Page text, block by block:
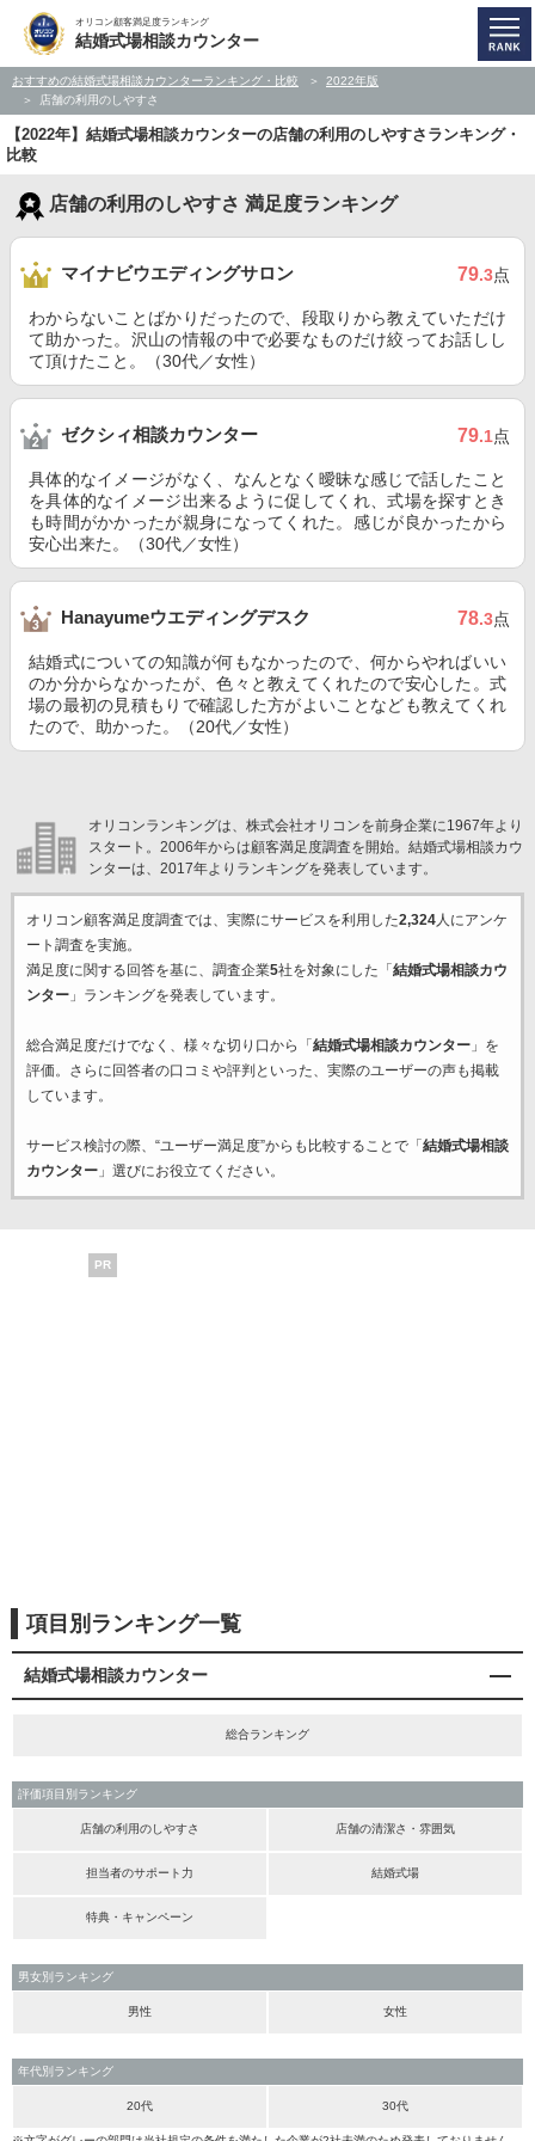
オリコン顧客満足度ランキング
結婚式場相談カウンター
おすすめの結婚式場相談カウンターランキング・比較
2022年版
店舗の利用のしやすさ
【2022年】結婚式場相談カウンターの店舗の利用のしやすさランキング・
比較
店舗の利用のしやすさ 満足度ランキング
マイナビウエディングサロン 79.3点
わからないことばかりだったので、段取りから教えていただけ
て助かった。沢山の情報の中で必要なものだけ絞ってお話しし
て頂けたこと。（30代／女性）
ゼクシィ相談カウンター 79.1点
具体的なイメージがなく、なんとなく曖昧な感じで話したこと
を具体的なイメージ出来るように促してくれ、式場を探すとき
も時間がかかったが親身になってくれた。感じが良かったから
安心出来た。（30代／女性）
Hanayumeウエディングデスク 78.3点
結婚式についての知識が何もなかったので、何からやればいい
のか分からなかったが、色々と教えてくれたので安心した。式
場の最初の見積もりで確認した方がよいことなども教えてくれ
たので、助かった。（20代／女性）
オリコンランキングは、株式会社オリコンを前身企業に1967年より
スタート。2006年からは顧客満足度調査を開始。結婚式場相談カウ
ンターは、2017年よりランキングを発表しています。
オリコン顧客満足度調査では、実際にサービスを利用した2,324人にアンケ
ート調査を実施。
満足度に関する回答を基に、調査企業5社を対象にした「 結婚式場相談カウ
ンター」ランキングを発表しています。
総合満足度だけでなく、様々な切り口から「 結婚式場相談カウンター」を
評価。さらに回答者の口コミや評判といった、実際のユーザーの声も掲載
しています。
サービス検討の際、“ユーザー満足度”からも比較することで「 結婚式場相談
カウンター」選びにお役立てください。
PR
項目別ランキング一覧
結婚式場相談カウンター
総合ランキング
評価項目別ランキング
店舗の利用のしやすさ 店舗の清潔さ・雰囲気
担当者のサポート力 結婚式場
特典・キャンペーン
男女別ランキング
男性 女性
年代別ランキング
20代 30代